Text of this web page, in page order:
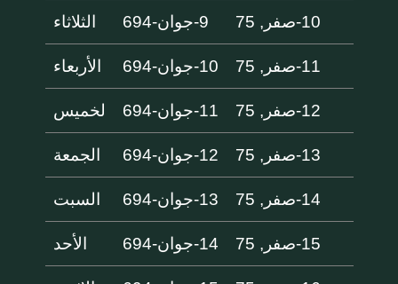
10-صفر, 75 9-جوان-694 الثلاثاء
11-صفر, 75 10-جوان-694 الأربعاء
12-صفر, 75 11-جوان-694 لخميس
13-صفر, 75 12-جوان-694 الجمعة
14-صفر, 75 13-جوان-694 السبت
15-صفر, 75 14-جوان-694 الأحد